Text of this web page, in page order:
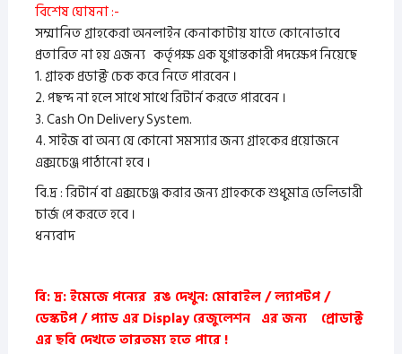
বিশেষ ঘোষনা :-
সম্মানিত গ্রাহকেরা অনলাইন কেনাকাটায় যাতে কোনোভাবে
প্রতারিত না হয় এজন্য কর্তৃপক্ষ এক যুগান্তকারী পদক্ষেপ নিয়েছে
1. গ্রাহক প্রডাক্ট চেক করে নিতে পারবেন ।
2. পছন্দ না হলে সাথে সাথে রিটার্ন করতে পারবেন ।
3. Cash On Delivery System.
4. সাইজ বা অন্য যে কোনো সমস্যার জন্য গ্রাহকের প্রয়োজনে
এক্সচেঞ্জ পাঠানো হবে ।
বি.দ্র : রিটার্ন বা এক্সচেঞ্জ করার জন্য গ্রাহককে শুধুমাত্র ডেলিভারী
চার্জ পে করতে হবে ।
ধন্যবাদ
বি: দ্র: ইমেজে পন্যের রঙ দেখুন: মোবাইল / ল্যাপটপ /
ডেস্কটপ / প্যাড এর Display রেজুলেশন এর জন্য প্রোডাক্ট
এর ছবি দেখতে তারতম্য হতে পারে !